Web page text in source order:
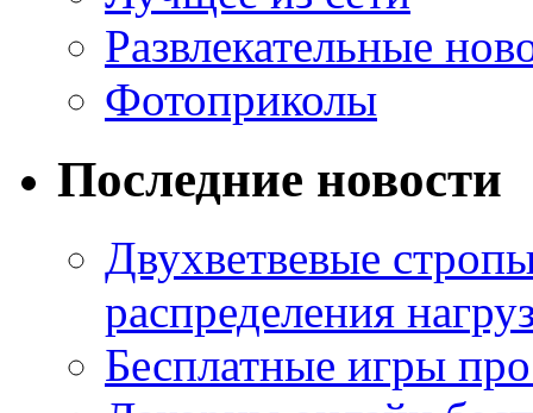
Развлекательные
Фотоприколы
Последние новости
Двухветвевые
распределения
Бесплатные игры